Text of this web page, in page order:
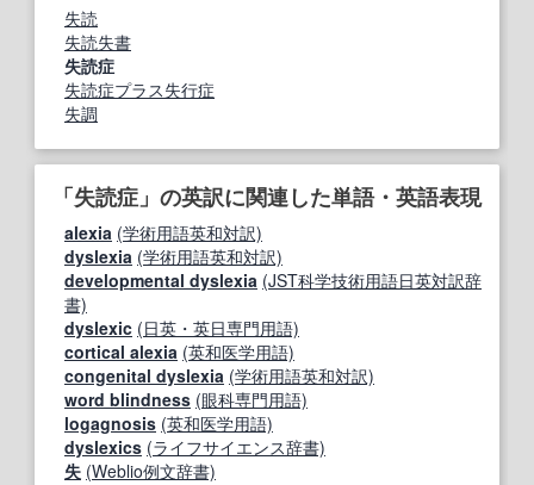
失読
失読失書
失読症
失読症プラス失行症
失調
「失読症」の英訳に関連した単語・英語表現
alexia (学術用語英和対訳)
dyslexia (学術用語英和対訳)
developmental dyslexia (JST科学技術用語日英対訳辞
書)
dyslexic (日英・英日専門用語)
cortical alexia (英和医学用語)
congenital dyslexia (学術用語英和対訳)
word blindness (眼科専門用語)
logagnosis (英和医学用語)
dyslexics (ライフサイエンス辞書)
失 (Weblio例文辞書)